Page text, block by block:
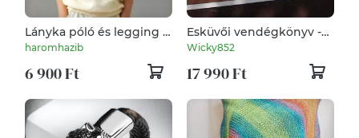
Lányka póló és legging -
szettben is -több
haromhazib
6 900 Ft
Esküvői vendégkönyv -
néptáncos
Wicky852
17 990 Ft